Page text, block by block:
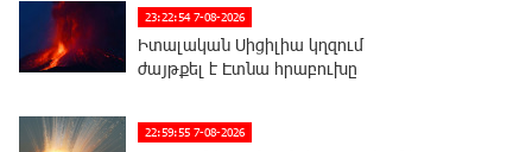
23:22:54 7-08-2026
Իտալական Սիցիլիա կղզում
ժայթքել է Էտնա հրաբուխը
22:59:55 7-08-2026